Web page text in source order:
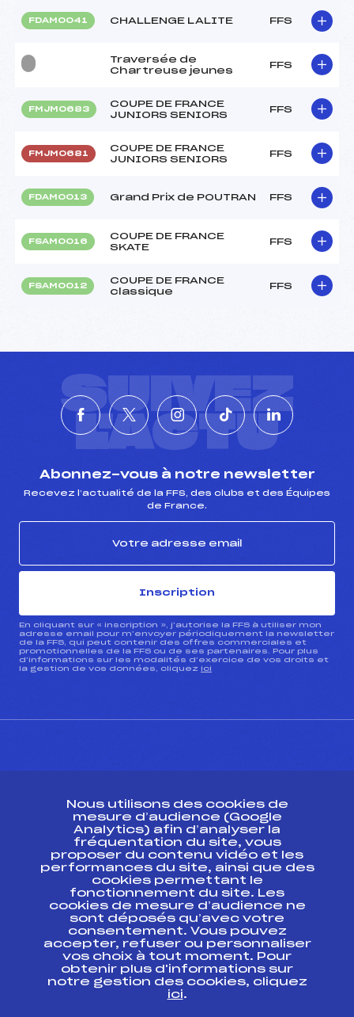
FDAM0041 CHALLENGE LALITE FFS
Traversée de
Chartreuse jeunes
FFS
FMJM0683
COUPE DE FRANCE
JUNIORS SENIORS
FFS
FMJM0681
COUPE DE FRANCE
JUNIORS SENIORS
FFS
FDAM0013 Grand Prix de POUTRAN FFS
FSAM0016
COUPE DE FRANCE
SKATE
FFS
FSAM0012
COUPE DE FRANCE
classique
FFS
SUIVEZ
L'ACTU
Abonnez-vous à notre newsletter
Recevez l’actualité de la FFS, des clubs et des Équipes
de France.
Inscription
En cliquant sur « inscription », j’autorise la FFS à utiliser mon
adresse email pour m’envoyer périodiquement la newsletter
de la FFS, qui peut contenir des offres commerciales et
promotionnelles de la FFS ou de ses partenaires. Pour plus
d’informations sur les modalités d’exercice de vos droits et
la gestion de vos données, cliquez ici
ESPACE PRESSE
Ressources
Pass’Neige
Projet sportif fédéral
Projet de performance fédéral
Antidopage
Pôle Développement, Formation, Suivi
Scientifique
Listes ministérielles
Pôle vie de l’athlète
Nous utilisons des cookies de
mesure d’audience (Google
Analytics) afin d’analyser la
fréquentation du site, vous
proposer du contenu vidéo et les
performances du site, ainsi que des
cookies permettant le
fonctionnement du site. Les
cookies de mesure d’audience ne
sont déposés qu’avec votre
consentement. Vous pouvez
accepter, refuser ou personnaliser
vos choix à tout moment. Pour
obtenir plus d'informations sur
notre gestion des cookies, cliquez
ici.